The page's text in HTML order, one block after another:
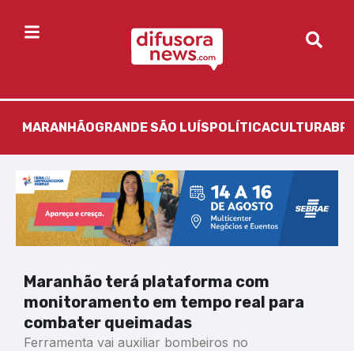
MARANHÃOGRANDE SÃO LUÍS POLÍTICACULTURA
Maranhão terá plataforma com
monitoramento em tempo real para
combater queimadas
Ferramenta vai auxiliar bombeiros no